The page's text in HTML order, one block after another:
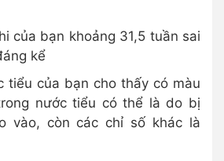
của bạn khoảng 31,5 tuần sai
kể
tiểu của bạn cho thấy có màu
nước tiểu có thể là do bị
vào, còn các chỉ số khác là